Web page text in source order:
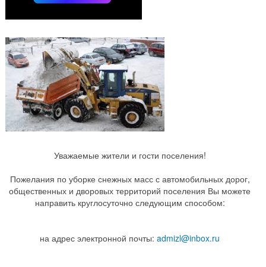
Уважаемые жители и гости поселения!
Пожелания по уборке снежных масс с автомобильных дорог,
общественных и дворовых территорий поселения Вы можете
направить круглосуточно следующим способом:
на адрес электронной почты: admizl@inbox.ru